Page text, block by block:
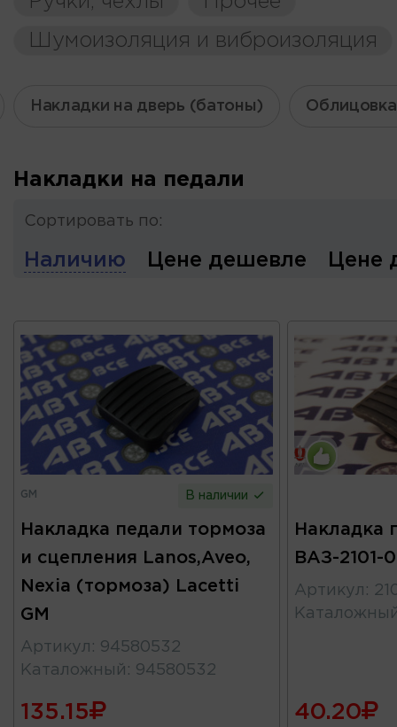
Шумоизоляция и виброизоляция
Накладки на дверь (батоны)
Накладки на педали
Сортировать по:
Наличию Цене дешевле Цене
GM В наличии
Накладка педали тормоза
и сцепления Lanos,Aveo,
Nexia (тормоза) Lacetti
GM
Артикул : 94580532
Каталожный : 94580532
135.15
Накладка
ВАЗ-2101-
Артикул :
40.20